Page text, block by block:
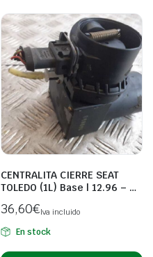
CENTRALITA CIERRE SEAT
TOLEDO (1L) Base | 12.96 – …
36,60€Iva incluido
En stock